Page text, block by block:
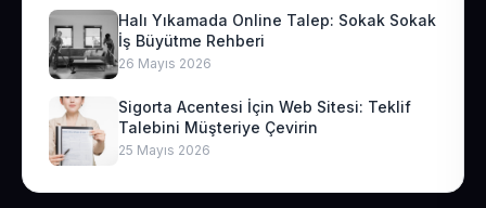
Halı Yıkamada Online Talep: Sokak Sokak
İş Büyütme Rehberi
26 Mayıs 2026
Sigorta Acentesi İçin Web Sitesi: Teklif
Talebini Müşteriye Çevirin
25 Mayıs 2026